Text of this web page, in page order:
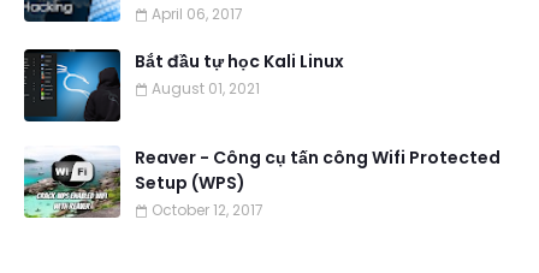
April 06, 2017
Bắt đầu tự học Kali Linux
August 01, 2021
Reaver - Công cụ tấn công Wifi Protected
Setup (WPS)
October 12, 2017